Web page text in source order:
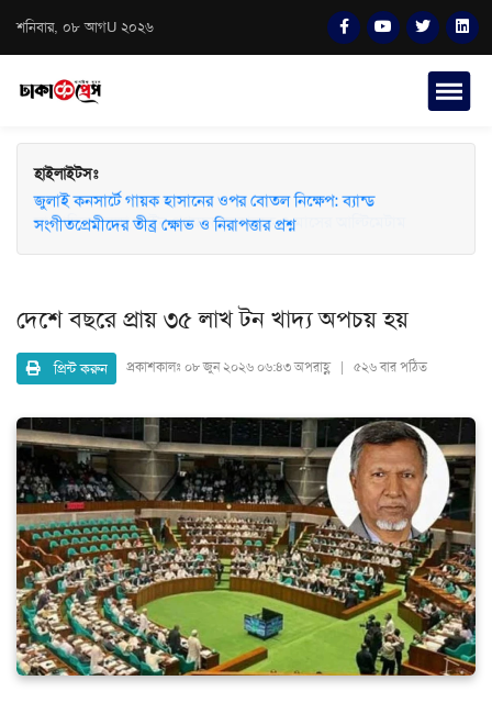
শনিবার, ০৮ আগU ২০২৬
হাইলাইটসঃ
জুলাই কনসার্টে গায়ক হাসানের ওপর বোতল নিক্ষেপ: ব্যান্ড
সংগীতপ্রেমীদের তীব্র ক্ষোভ ও নিরাপত্তার প্রশ্ন
দেশে বছরে প্রায় ৩৫ লাখ টন খাদ্য অপচয় হয়
প্রিন্ট করুন প্রকাশকালঃ ০৮ জুন ২০২৬ ০৬:৪৩ অপরাহ্ণ | ৫২৬ বার পঠিত